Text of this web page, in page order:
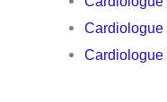
Cardiologue